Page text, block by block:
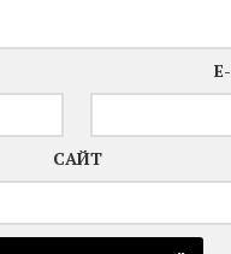
САЙТ